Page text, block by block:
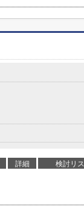
詳細 検討リ